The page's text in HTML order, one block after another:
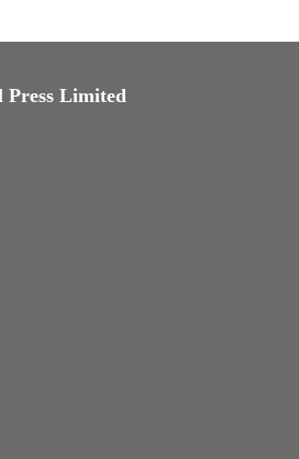
Press Limited